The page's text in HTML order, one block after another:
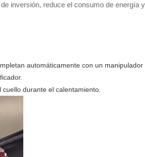
inversión, reduce el consumo de energía
automáticamente con un manipulador
durante el calentamiento.